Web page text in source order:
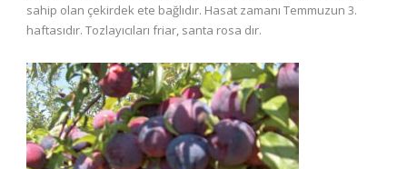
sahip olan çekirdek ete bağlıdır. Hasat zamanı Temmuzun 3.
haftasıdır. Tozlayıcıları friar, santa rosa dır.